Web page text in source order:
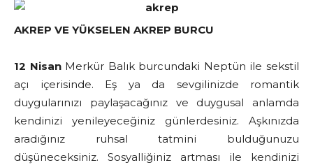
AKREP VE YÜKSELEN AKREP BURCU
12 NisanMerkür Balık burcundaki Neptün ile sekstil
açı içerisinde. Eş ya da sevgilinizde romantik
duygularınızı paylaşacağınız ve duygusal anlamda
kendinizi yenileyeceğiniz günlerdesiniz. Aşkınızda
aradığınız ruhsal tatmini bulduğunuzu
düşüneceksiniz. Sosyalliğiniz artması ile kendinizi